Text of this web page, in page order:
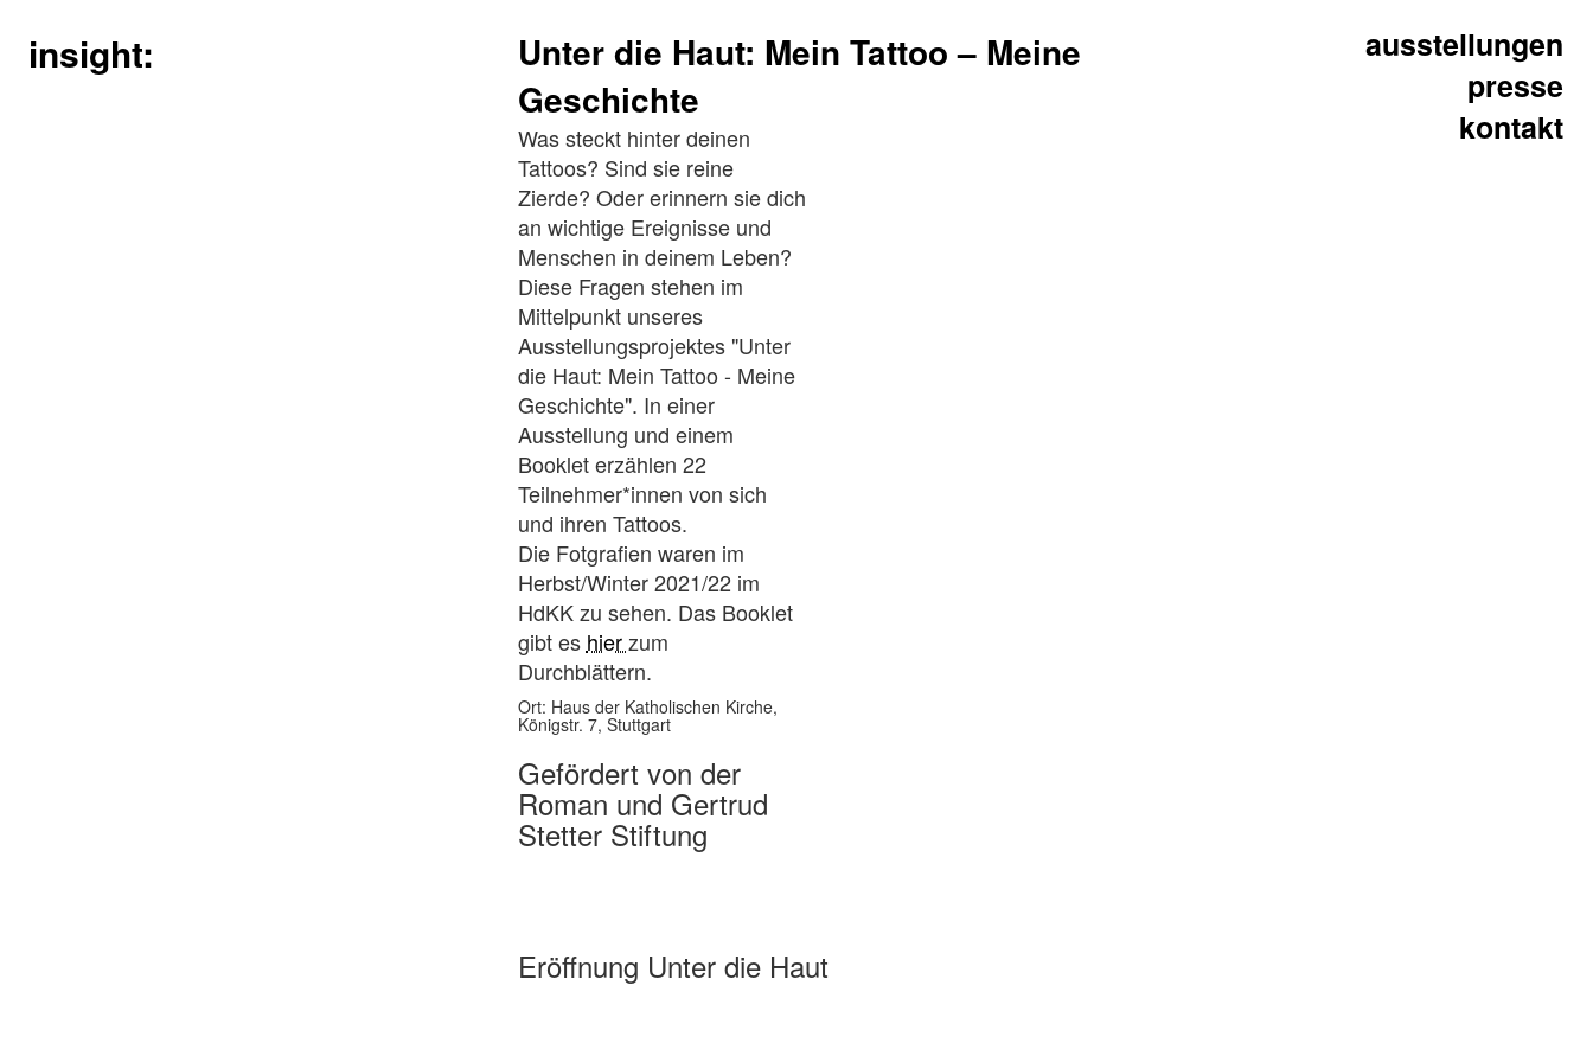
insight:
ausstellungen
presse
kontakt
Unter die Haut: Mein Tattoo – Meine
Geschichte
Was steckt hinter deinen
Tattoos? Sind sie reine
Zierde? Oder erinnern sie dich
an wichtige Ereignisse und
Menschen in deinem Leben?
Diese Fragen stehen im
Mittelpunkt unseres
Ausstellungsprojektes "Unter
die Haut: Mein Tattoo - Meine
Geschichte". In einer
Ausstellung und einem
Booklet erzählen 22
Teilnehmer*innen von sich
und ihren Tattoos.
Die Fotgrafien waren im
Herbst/Winter 2021/22 im
HdKK zu sehen. Das Booklet
gibt es hierzum
Durchblättern.
Ort: Haus der Katholischen Kirche,
Königstr. 7, Stuttgart
Gefördert von der
Roman und Gertrud
Stetter Stiftung
Eröffnung Unter die Haut